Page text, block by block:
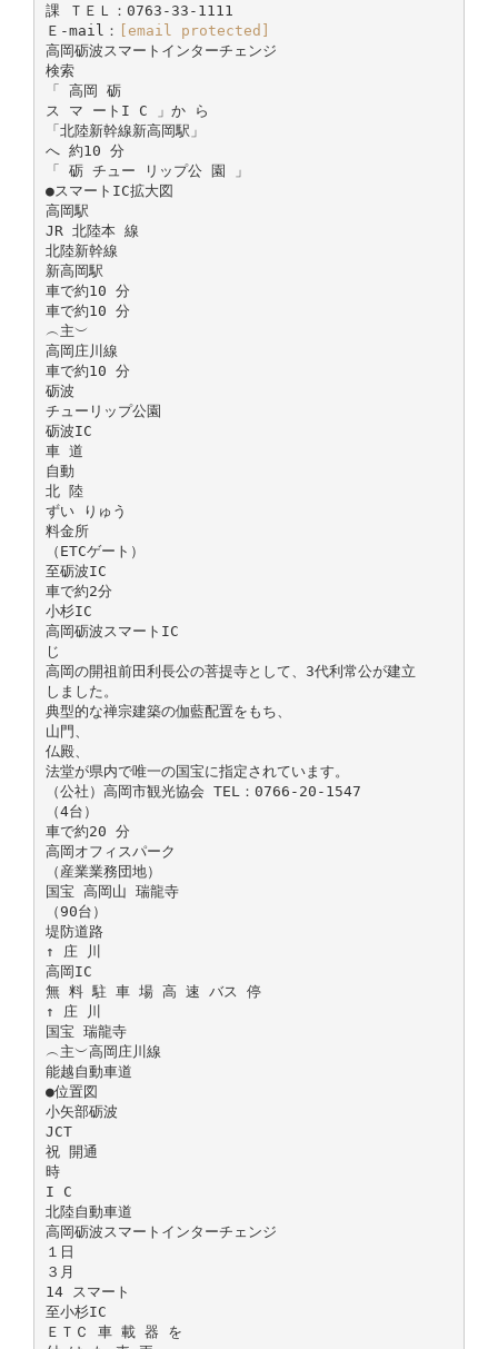
課 ＴＥＬ：0763-33-1111
Ｅ-mail： [email protected]
高岡砺波スマートインターチェンジ
検索
「 高岡 砺
ス マ ートI C 」か ら
「北陸新幹線新高岡駅」
へ 約10 分
「 砺 チュー リップ公 園 」
●スマートIC拡大図
高岡駅
JR 北陸本 線
北陸新幹線
新高岡駅
車で約10 分
車で約10 分
︵主︶
高岡庄川線
車で約10 分
砺波
チューリップ公園
砺波IC
車 道
自動
北 陸
ずい りゅう
料金所
（ETCゲート）
至砺波IC
車で約2分
小杉IC
高岡砺波スマートIC
じ
高岡の開祖前田利長公の菩提寺として、3代利常公が建立
しました。
典型的な禅宗建築の伽藍配置をもち、
山門、
仏殿、
法堂が県内で唯一の国宝に指定されています。
（公社）高岡市観光協会 TEL：0766-20-1547
（4台）
車で約20 分
高岡オフィスパーク
（産業業務団地）
国宝 高岡山 瑞龍寺
（90台）
堤防道路
↑ 庄 川
高岡IC
無 料 駐 車 場 高 速 バス 停
↑ 庄 川
国宝 瑞龍寺
︵主︶高岡庄川線
能越自動車道
●位置図
小矢部砺波
JCT
祝 開通
時
I C
北陸自動車道
高岡砺波スマートインターチェンジ
１日
３月
14 スマート
至小杉IC
ＥＴＣ 車 載 器 を